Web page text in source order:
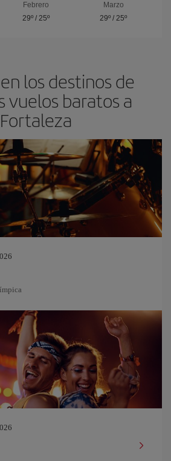
Febrero
29º/ 25º
Marzo
29º /25º
los destinos de
vuelos baratos a
Fortaleza